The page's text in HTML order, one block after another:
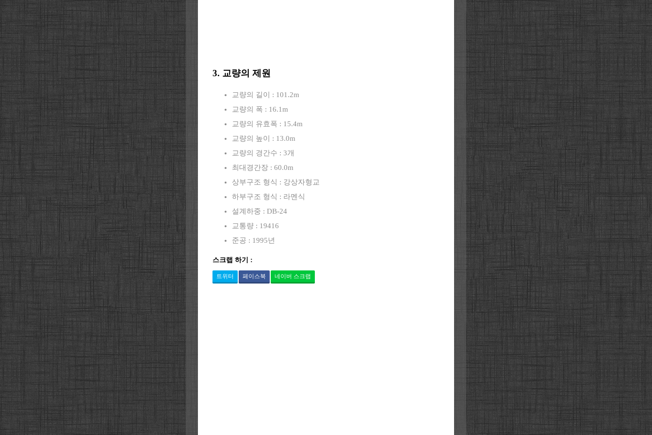
3. 교량의 제원
교량의 길이 : 101.2m
교량의 폭 : 16.1m
교량의 유효폭 : 15.4m
교량의 높이 : 13.0m
교량의 경간수 : 3개
최대경간장 : 60.0m
상부구조 형식 : 강상자형교
하부구조 형식 : 라멘식
설계하중 : DB-24
교통량 : 19416
준공 : 1995년
스크랩 하기 :
트위터 페이스북 네이버 스크랩